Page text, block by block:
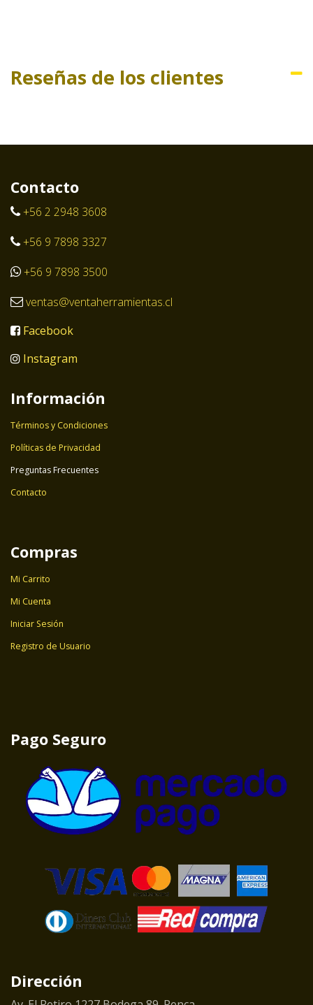
Reseñas de los clientes
Contacto
+56 2 2948 3608
+56 9 7898 3327
+56 9 7898 3500
ventas@ventaherramientas.cl
Facebook
Instagram
Información
Términos y Condiciones
Políticas de Privacidad
Preguntas Frecuentes
Contacto
Compras
Mi Carrito
Mi Cuenta
Iniciar Sesión
Registro de Usuario
Pago Seguro
Dirección